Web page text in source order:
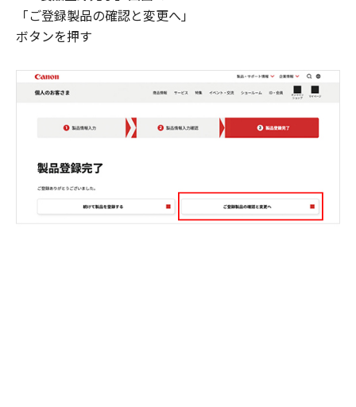
「ご登録製品の確認と変更へ」
ボタンを押す